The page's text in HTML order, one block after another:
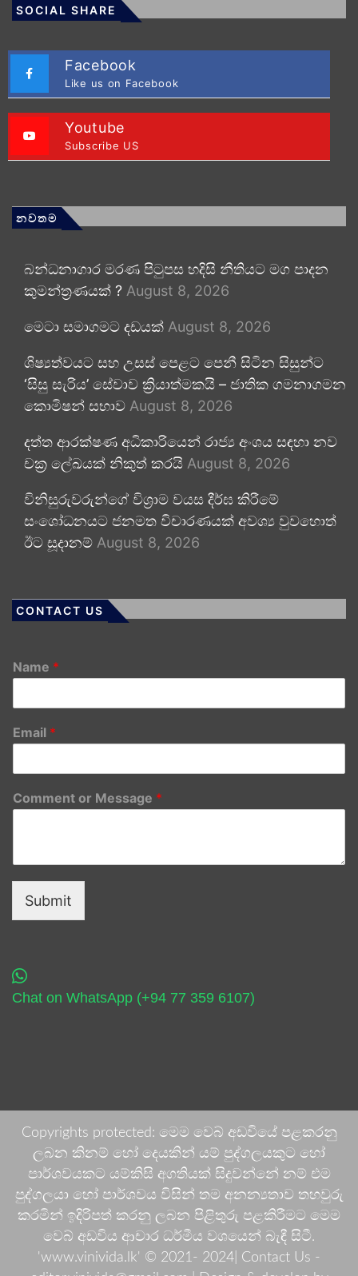
SOCIAL SHARE
Facebook
Like us on Facebook
Youtube
Subscribe US
නවතම
බන්ධනාගාර මරණ පිටුපස හදිසි නීතියට මග පාදන
කුමන්ත්‍රණයක් ? August 8, 2026
මෙටා සමාගමට දඩයක් August 8, 2026
ශිෂ්‍යත්වයට සහ උසස් පෙළට පෙනී සිටින සිසුන්ට
‘සිසු සැරිය’ සේවාව ක්‍රියාත්මකයි – ජාතික ගමනාගමන
කොමිෂන් සභාව August 8, 2026
දත්ත ආරක්ෂණ අධිකාරියෙන් රාජ්‍ය අංශය සඳහා නව
චක්‍ර ලේඛයක් නිකුත් කරයි August 8, 2026
විනිසුරුවරුන්ගේ විශ්‍රාම වයස දීර්ඝ කිරීමේ
සංශෝධනයට ජනමත විචාරණයක් අවශ්‍ය වුවහොත්
ඊට සූදානම් August 8, 2026
CONTACT US
Name *
Email *
Comment or Message *
Submit
Chat on WhatsApp (+94 77 359 6107)
Copyrights protected: මෙම වෙබ් අඩවියේ පළකරනු
ලබන කිනම් හෝ දෙයකින් යම් පුද්ගලයකුට හෝ
පාර්ශවයකට යම්කිසි අගතියක් සිදුවන්නේ නම් එම
පුද්ගලයා හෝ පාර්ශවය විසින් තම අනන්‍යතාව තහවුරු
කරමින් ඉදිරිපත් කරනු ලබන පිළිතුරු පළකිරීමට මෙම
වෙබ් අඩවිය ආචාර ධර්මීය වශයෙන් බැඳී සිටී.
'www.vinivida.lk' © 2021- 2024| Contact Us -